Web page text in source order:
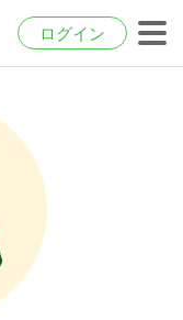
ログイン